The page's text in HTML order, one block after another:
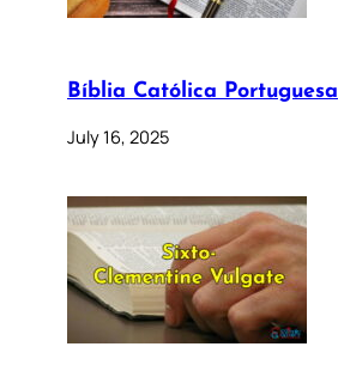
Bíblia Católica Portuguesa
July 16, 2025